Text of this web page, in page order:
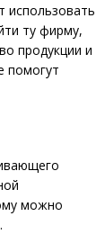
использовать
ту фирму,
продукции и
помогут
можно